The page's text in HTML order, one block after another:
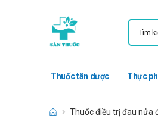
Thuốc tân dược Thực
Thuốc điều trị đau nửa